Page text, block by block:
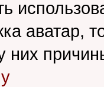
аватар,
них